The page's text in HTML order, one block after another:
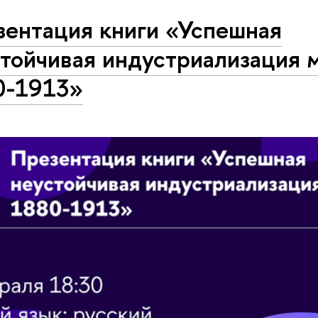
книги «Успешная
индустриализация
1913»